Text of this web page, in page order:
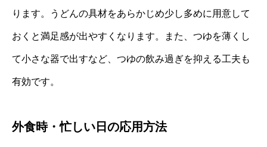
ります。うどんの具材をあらかじめ少し多めに用意して
おくと満足感が出やすくなります。また、つゆを薄くし
て小さな器で出すなど、つゆの飲み過ぎを抑える工夫も
有効です。
外食時・忙しい日の応用方法